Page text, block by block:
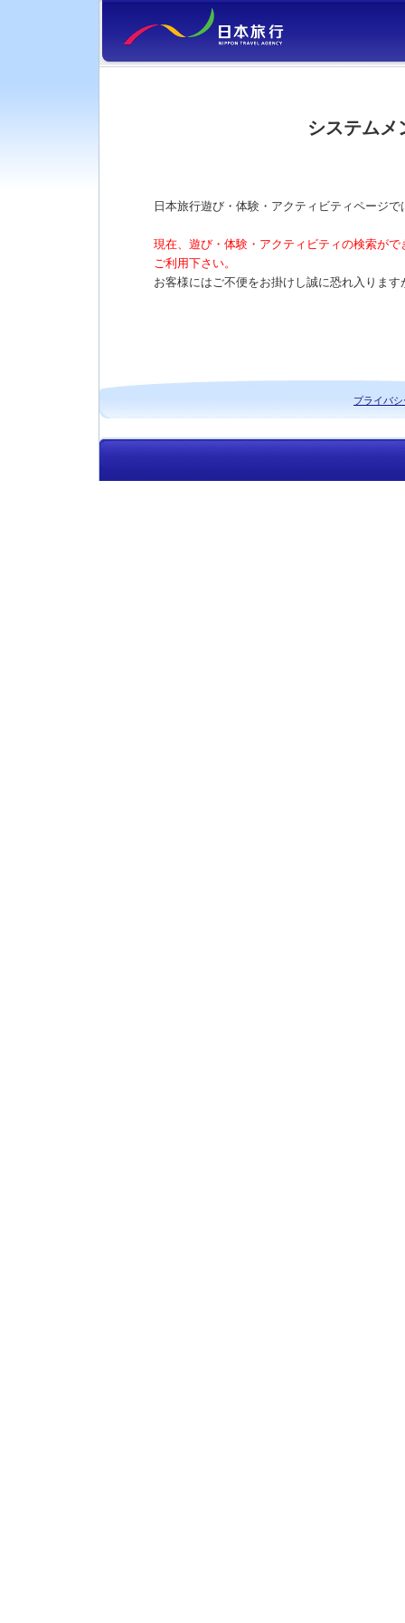
システムメ
日本旅行遊び・体験・アクティビティページ
現在、遊び・体験・アクティビティの検索が
ご利用下さい。
お客様にはご不便をお掛けし誠に恐れ入りま
プライバ